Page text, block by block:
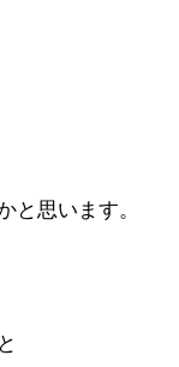
と思います。